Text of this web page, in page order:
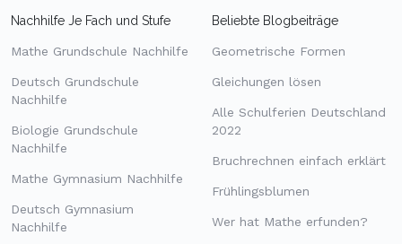
Nachhilfe Je Fach und Stufe
Mathe Grundschule Nachhilfe
Deutsch Grundschule
Nachhilfe
Biologie Grundschule
Nachhilfe
Mathe Gymnasium Nachhilfe
Deutsch Gymnasium
Nachhilfe
Beliebte Blogbeiträge
Geometrische Formen
Gleichungen lösen
Alle Schulferien Deutschland
2022
Bruchrechnen einfach erklärt
Frühlingsblumen
Wer hat Mathe erfunden?